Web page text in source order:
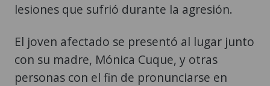
lesiones que sufrió durante la agresión.
El joven afectado se presentó al lugar junto
con su madre, Mónica Cuque, y otras
personas con el fin de pronunciarse en